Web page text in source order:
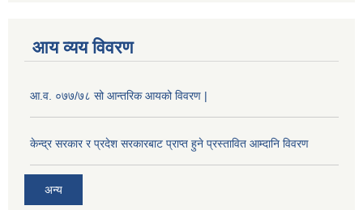
आय व्यय विवरण
आ.व. ०७७/७८ सो आन्तरिक आयको विवरण |
केन्द्र सरकार र प्रदेश सरकारबाट प्राप्त हुने प्रस्तावित आम्दानि विवरण
अन्य